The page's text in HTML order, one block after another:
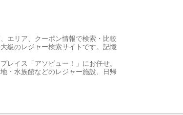
エリア、クーポン情報で検索・比較
級のレジャー検索サイトです。記憶
レイス「アソビュー！」にお任せ。
・水族館などのレジャー施設、日帰